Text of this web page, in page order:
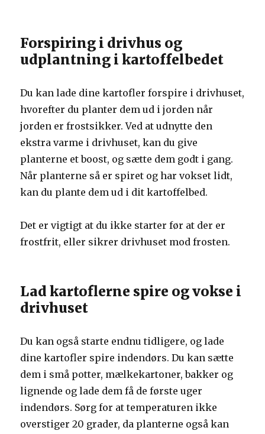
Forspiring i drivhus og
udplantning i kartoffelbedet
Du kan lade dine kartofler forspire i drivhuset,
hvorefter du planter dem ud i jorden når
jorden er frostsikker. Ved at udnytte den
ekstra varme i drivhuset, kan du give
planterne et boost, og sætte dem godt i gang.
Når planterne så er spiret og har vokset lidt,
kan du plante dem ud i dit kartoffelbed.
Det er vigtigt at du ikke starter før at der er
frostfrit, eller sikrer drivhuset mod frosten.
Lad kartoflerne spire og vokse i
drivhuset
Du kan også starte endnu tidligere, og lade
dine kartofler spire indendørs. Du kan sætte
dem i små potter, mælkekartoner, bakker og
lignende og lade dem få de første uger
indendørs. Sørg for at temperaturen ikke
overstiger 20 grader, da planterne også kan